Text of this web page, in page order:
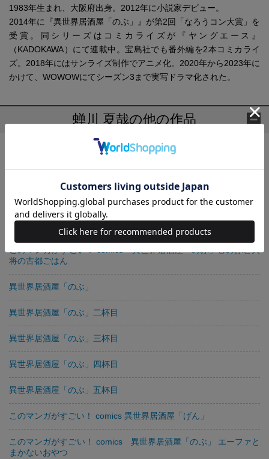
1983年生まれ、大阪府出身。2012年に小説家デビュー。
2014年に『異世界居酒屋「のぶ」』が第2回「なろうコン大賞」を
受賞。同シリーズはコミカライズが『ヤングエース』
（KADOKAWA）にて連載中。宝島社でも番外編を2本コミカライ
ズ。2018年にはサンライズ制作でアニメ化。2020年から2023年に
かけて、WOWOWにてシーズン3まで実写ドラマ化された。
蝉川 夏哉の他の作品
異世界居酒屋「のぶ」二杯目
異世界居酒屋「のぶ」三杯目
異世界居酒屋「のぶ」四杯目
このマンガがすごい！ comics 異世界居酒屋「のぶ」しのぶと大
将の古都ごはん
異世界居酒屋「のぶ」
異世界居酒屋「のぶ」二杯目
異世界居酒屋「のぶ」三杯目
異世界居酒屋「のぶ」四杯目
異世界居酒屋「のぶ」五杯目
このマンガがすごい！ comics 異世界居酒屋「げん」
このマンガがすごい！ comics 異世界居酒屋「のぶ」 エーファと
まかないおやつ